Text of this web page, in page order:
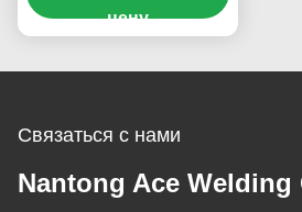
линии провода
цену
Связаться с нами
Nantong Ace Welding